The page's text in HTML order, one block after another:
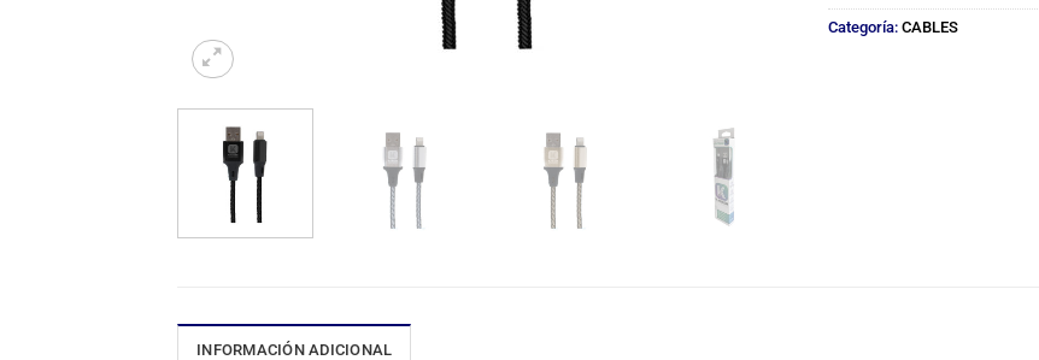
Categoría: CABLES
INFORMACIÓN ADICIONAL